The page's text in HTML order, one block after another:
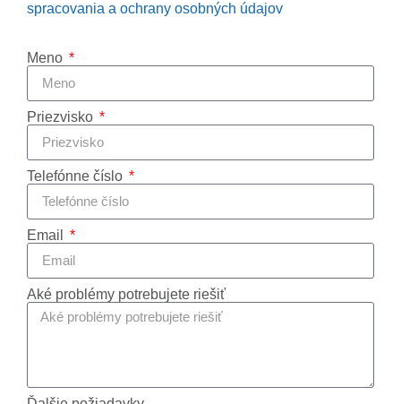
spracovania a ochrany osobných údajov
Meno
Priezvisko
Telefónne číslo
Email
Aké problémy potrebujete riešiť